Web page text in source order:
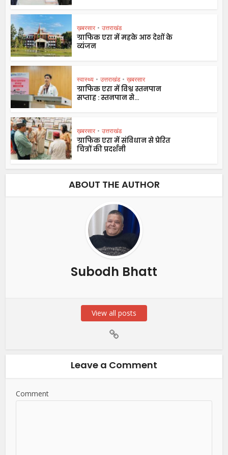
ख़बरसार • उत्तराखंड
ग्राफिक एरा में महके आठ देशों के
व्यंजन
स्वास्थ्य • उत्तराखंड • ख़बरसार
ग्राफिक एरा में विश्व स्तनपान
सप्ताह : स्तनपान से...
ख़बरसार • उत्तराखंड
ग्राफिक एरा में संविधान से प्रेरित
चित्रों की प्रदर्शनी
ABOUT THE AUTHOR
Subodh Bhatt
View all posts
Leave a Comment
Comment